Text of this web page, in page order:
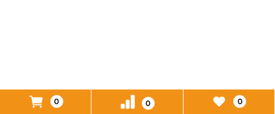
0 0 0